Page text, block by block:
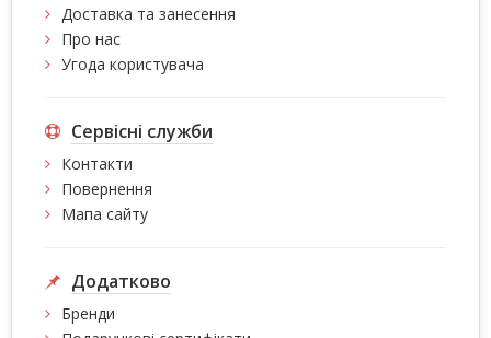
Доставка та занесення
Про нас
Угода користувача
Сервісні служби
Контакти
Повернення
Мапа сайту
Додатково
Бренди